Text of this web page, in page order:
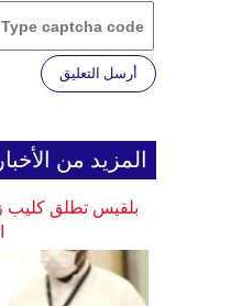
أرسل التعليق
المزيد من الأخبار
بلقيس تطلق كليب